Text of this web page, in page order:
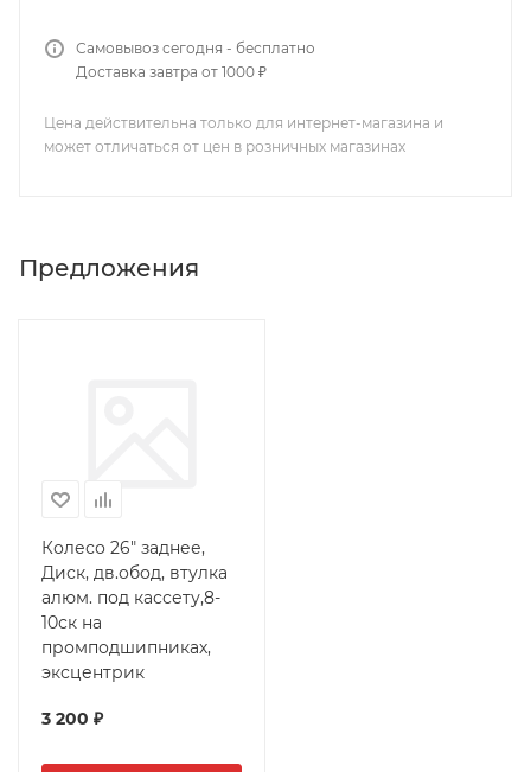
Самовывоз сегодня - бесплатно
Доставка завтра от 1000 ₽
Цена действительна только для интернет-магазина и
может отличаться от цен в розничных магазинах
Предложения
Колесо 26" заднее,
Диск, дв.обод, втулка
алюм. под кассету,8-
10ск на
промподшипниках,
эксцентрик
3 200 ₽